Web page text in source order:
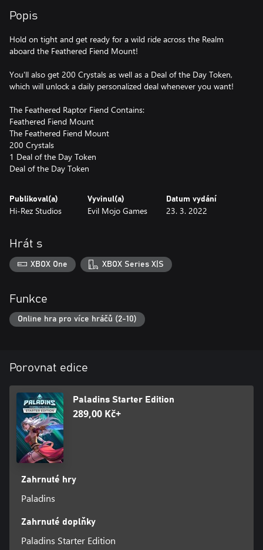
Popis
Hold on tight and get ready for a wild ride across the Realm
aboard the Feathered Fiend Mount!
You'll also get 200 Crystals as well as a Deal of the Day Token,
which will unlock a daily personalized deal whenever you want!
The Feathered Raptor Fiend Contains:
Feathered Fiend Mount
The Feathered Fiend Mount
200 Crystals
1 Deal of the Day Token
Deal of the Day Token
Publikoval(a)
Hi-Rez Studios
Vyvinul(a)
Evil Mojo Games
Datum vydání
23. 3. 2022
Hrát s
XBOX One XBOX Series X|S
Funkce
Online hra pro více hráčů (2-10)
Porovnat edice
Paladins Starter Edition
289,00 Kč+
Zahrnuté hry
Paladins
Zahrnuté doplňky
Paladins Starter Edition